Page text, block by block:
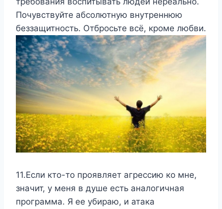
Почувствуйте абсолютную внутреннюю
беззащитность. Отбросьте всё, кроме любви.
11.Если кто-то проявляет агрессию ко мне,
значит, у меня в душе есть аналогичная
программа. Я ее убираю, и атака